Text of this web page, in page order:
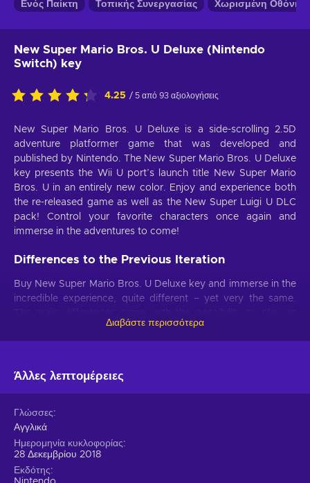
Ενός Παίκτη Τοπικής Συνεργασίας Χωρισμένη Οθόνη
New Super Mario Bros. U Deluxe (Nintendo
Switch) key
4.25 / 5 από 93 αξιολογήσεις
New Super Mario Bros. U Deluxe is a side-scrolling 2.5D
adventure platformer game that was developed and
published by Nintendo. The New Super Mario Bros. U Deluxe
key presents the Wii U port’s launch title New Super Mario
Bros. U in an entirely new color. Enjoy and experience both
the re-released game as well as the New Super Luigi U DLC
pack! Control your favorite characters once again and
immerse in the adventures to come!
Differences to the Previous Iteration
Buy New Super Mario Bros. U Deluxe key and immerse in the
incredible experience, quite different – yet very the same.
such iconic characters as Luigi, Toad, Toadette, and Nabbit
in single-player main mode’s single-player version. Also, the
and offers many other smaller changes.
With the New Super Mario Bros. U Deluxe release, the quality
and quantity of characters are not the only two things that
changed. Some new character now has their abilities altered
compared to the rest of the cast in order to meet the criteria
Διαβάστε περισσότερα
Άλλες λεπτομέρειες
Γλώσσες
Αγγλικά
Ημερομηνία κυκλοφορίας
28 Δεκεμβρίου 2018
Εκδότης